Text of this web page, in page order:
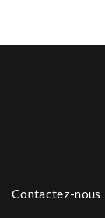
Contactez-nous